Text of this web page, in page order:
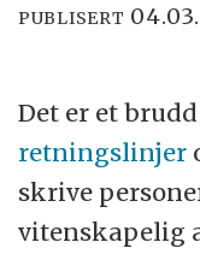
PUBLISERT
Det er et
retningslinjer
skrive
vitenskapelig